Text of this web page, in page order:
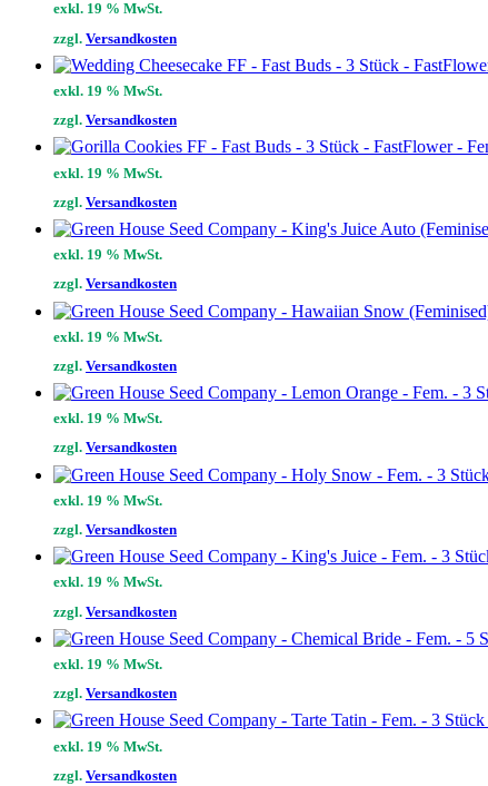
exkl. 19 % MwSt.
zzgl. Versandkosten
exkl. 19 % MwSt.
zzgl. Versandkosten
exkl. 19 % MwSt.
zzgl. Versandkosten
exkl. 19 % MwSt.
zzgl. Versandkosten
exkl. 19 % MwSt.
zzgl. Versandkosten
exkl. 19 % MwSt.
zzgl. Versandkosten
exkl. 19 % MwSt.
zzgl. Versandkosten
exkl. 19 % MwSt.
zzgl. Versandkosten
exkl. 19 % MwSt.
zzgl. Versandkosten
exkl. 19 % MwSt.
zzgl. Versandkosten